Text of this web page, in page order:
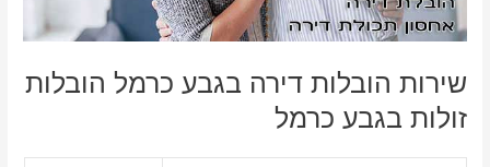
שירות הובלות דירה בגבע כרמל הובלות
זולות בגבע כרמל